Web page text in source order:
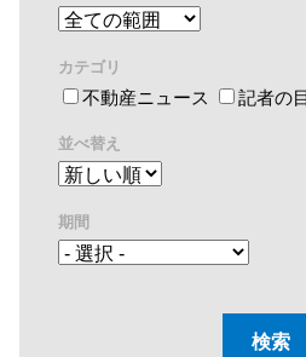
カテゴリ
不動産ニュース 記者の目
並べ替え
期間